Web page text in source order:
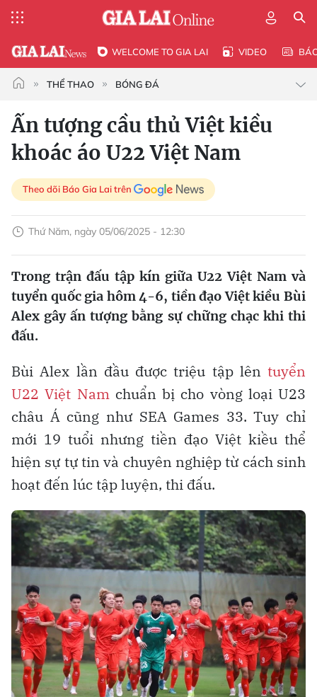
WELCOME TO GIA LAI VIDEO
THỂ THAO BÓNG ĐÁ
Ấn tượng cầu thủ Việt kiều
khoác áo U22 Việt Nam
Theo dõi Báo Gia Lai trên
Thứ Năm, ngày 05/06/2025 - 12:30
Trong trận đấu tập kín giữa U22 Việt Nam và
tuyển quốc gia hôm 4-6, tiền đạo Việt kiều Bùi
Alex gây ấn tượng bằng sự chững chạc khi thi
đấu.
Bùi Alex lần đầu được triệu tập lên tuyển
U22 Việt Namchuẩn bị cho vòng loại U23
châu Á cũng như SEA Games 33. Tuy chỉ
mới 19 tuổi nhưng tiền đạo Việt kiều thể
hiện sự tự tin và chuyên nghiệp từ cách sinh
hoạt đến lúc tập luyện, thi đấu.